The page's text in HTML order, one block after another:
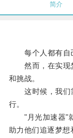
简介
每个人都有自
然而，在实现梦
和挑战。
这时候，我们需
行。
"月光加速器"就
助力他们追逐梦想